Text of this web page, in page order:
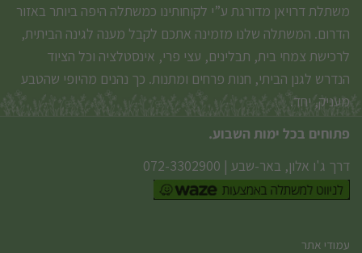
משתלת דרויאן מדורגת ע”י לקוחותינו כמשתלה היפה ביותר באזור
הדרום. המשתלה שלנו מזמינה אתכם לקבל מענה לגינה הביתית,
לרכישת צמחי בית, תבלינים, עצי פרי, אינסטלציה וכל הציוד
הנדרש לגנן הביתי, חנות פרחים ומתנות. כך נהנים מהיופי שהטבע
מעניק, יחד.
פתוחים בכל ימות השבוע.
דרך ג'ו אלון, באר-שבע |
072-3302900
עמודי אתר